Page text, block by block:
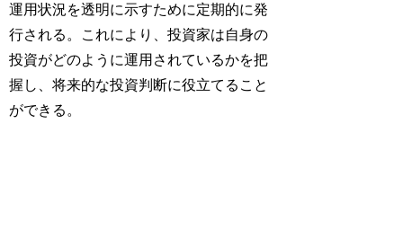
運用状況を透明に示すために定期的に発
行される。これにより、投資家は自身の
投資がどのように運用されているかを把
握し、将来的な投資判断に役立てること
ができる。